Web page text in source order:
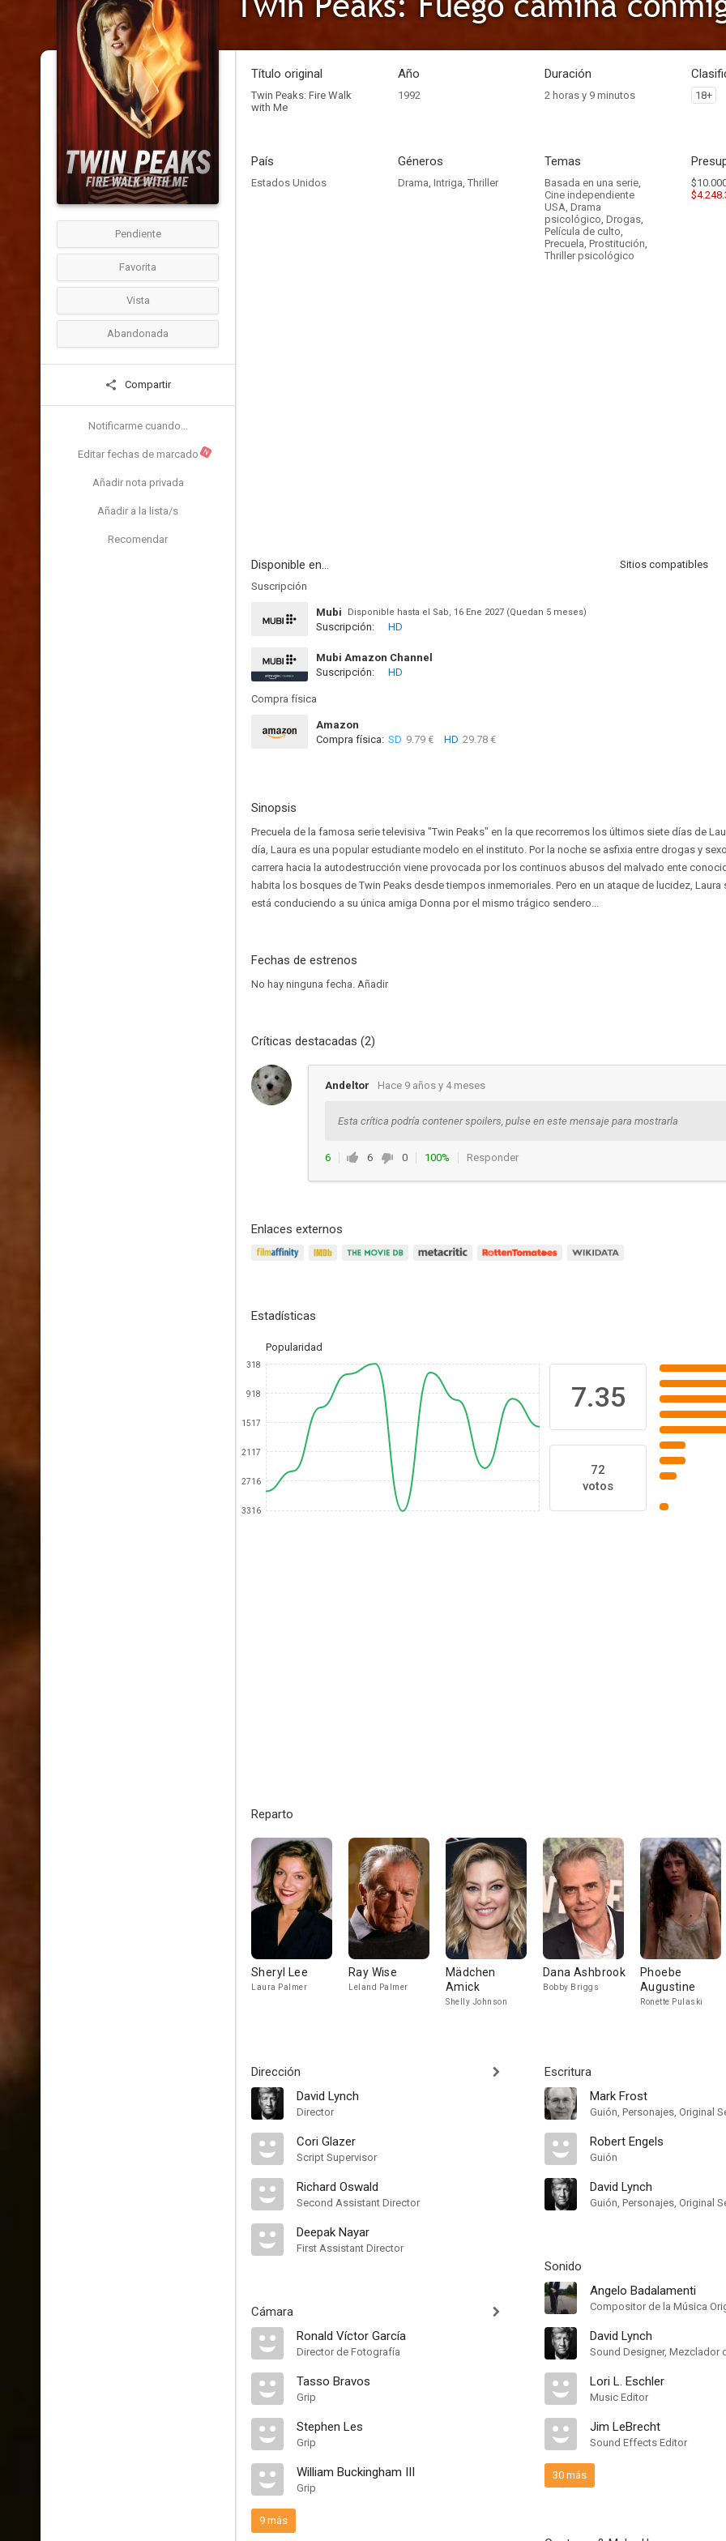
Pendiente
Favorita
Vista
Abandonada
Compartir
Notificarme cuando...
Editar fechas de marcado N
Añadir nota privada
Añadir a la lista/s
Recomendar
Título original
Twin Peaks: Fire Walk
with Me
Año
1992
Duración
2 horas y 9 minutos 18+
País
Estados Unidos
Géneros
Drama, Intriga, Thriller
Temas
Basada en una serie,
Cine independiente
USA, Drama
psicológico, Drogas,
Película de culto,
Precuela, Prostitución,
Thriller psicológico
Disponible en...
Sitios compatibles
Suscripción
Mubi Disponible hasta el Sab, 16 Ene 2027 (Quedan 5 meses)
Suscripción: HD
Mubi Amazon Channel
Suscripción:
HD
Compra física
Amazon
Compra física: SD 9.79 € HD 29.78 €
Sinopsis
Precuela de la famosa serie televisiva "Twin Peaks" en la que recorremos los últimos siete días de
día, Laura es una popular estudiante modelo en el instituto. Por la noche se asfixia entre drogas y
carrera hacia la autodestrucción viene provocada por los continuos abusos del malvado ente
habita los bosques de Twin Peaks desde tiempos inmemoriales. Pero en un ataque de lucidez, Laura
está conduciendo a su única amiga Donna por el mismo trágico sendero...
Fechas de estrenos
No hay ninguna fecha. Añadir
Críticas destacadas (2)
Andeltor Hace 9 años y 4 meses
Esta crítica podría contener spoilers, pulse en este mensaje para mostrarla
6 6 0 100% Responder
Enlaces externos
Estadísticas
Popularidad
318
918
1517
2117
2716
3316
7.35
72
votos
Reparto
Sheryl Lee
Laura Palmer
Ray Wise
Leland Palmer
Mädchen
Amick
Shelly Johnson
Dana Ashbrook
Bobby Briggs
Phoebe
Augustine
Ronette Pulaski
Dirección
David Lynch
Director
Cori Glazer
Script Supervisor
Richard Oswald
Second Assistant Director
Deepak Nayar
First Assistant Director
Cámara
Ronald Víctor García
Director de Fotografía
Tasso Bravos
Grip
Stephen Les
Grip
William Buckingham III
Grip
9 más
Escritura
Mark Frost
Guión, Personajes, Original
Robert Engels
Guión
David Lynch
Guión, Personajes, Original
Sonido
Angelo Badalamenti
David Lynch
Lori L. Eschler
Music Editor
Jim LeBrecht
Sound Effects Editor
30 más